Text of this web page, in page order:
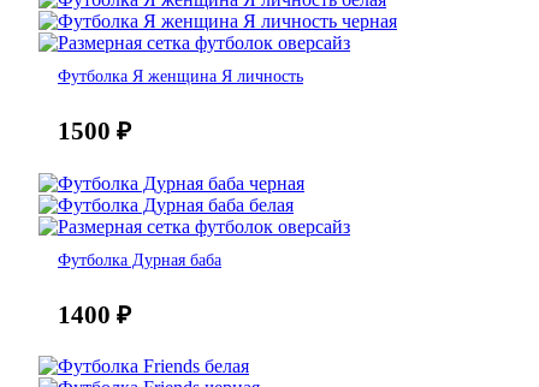
Футболка Я женщина Я личность
1500 ₽
Футболка Дурная баба
1400 ₽